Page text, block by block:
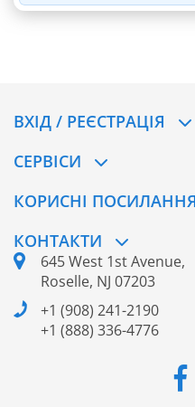
ВХІД / РЕЄСТРАЦІЯ
CЕРВІСИ
КОРИСНІ ПОСИЛАННЯ
КОНТАКТИ
645 West 1st Avenue,
Roselle, NJ 07203
+1 (908) 241-2190
+1 (888) 336-4776